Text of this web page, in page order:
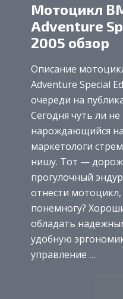
Мотоцикл
Adventure
2005 обзор
Описание
Adventure Special
очереди на
Сегодня чуть ли
нарождающийся
маркетологи
нишу. Тот —
прогулочный
отнести
понемногу?
обладать
удобную
управление …